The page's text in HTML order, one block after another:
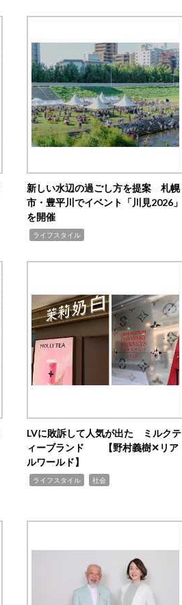
新しい水辺の過ごし方を提案 札幌
市・豊平川でイベント「川見2026」
を開催
ライフスタイル
LVに敗訴して人気が出た ミルクテ
ィーブランド 【野村義樹✕リア
ルワールド】
ライフスタイル 社会